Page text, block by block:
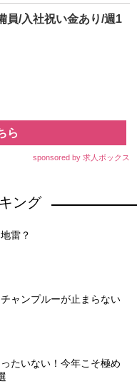
員/入社祝い金あり/週1
ら
sponsored by 求人ボックス
ング
雷？
ャンプルーが止まらない
たいない！今年こそ極め